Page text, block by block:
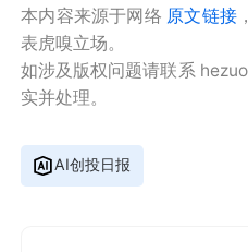
本内容来源于网络 原文链接
表虎嗅立场。
如涉及版权问题请联系
实并处理。
AI创投日报